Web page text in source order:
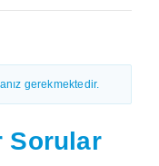
gerekmektedir.
Sorular